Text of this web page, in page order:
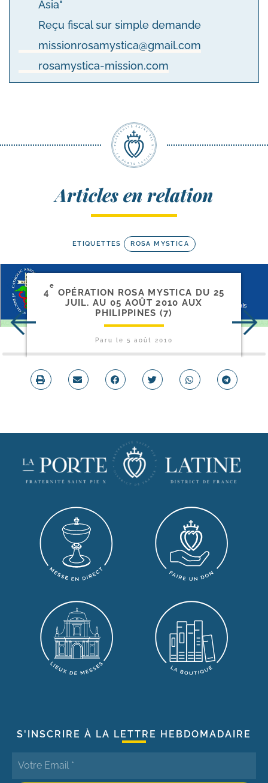
Asia"
Reçu fiscal sur simple demande
missionrosamystica@gmail.com
rosamystica-mission.com
Articles en relation
ETIQUETTES ROSA MYSTICA
4
e
OPÉRATION ROSA MYSTICA DU 25
JUIL. AU 05 AOÛT 2010 AUX
PHILIPPINES (7)
Paru le 5 août 2010
S'INSCRIRE À LA LETTRE HEBDOMADAIRE